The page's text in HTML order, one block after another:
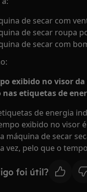
de secar com
de secar roupa
de secar com
exibido no visor
nas etiquetas de
de energia
exibido no visor
máquina de secar
vez, pelo que o
foi útil?